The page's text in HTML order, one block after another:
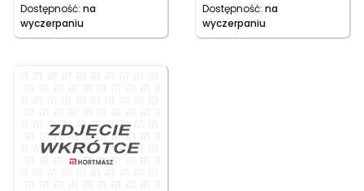
Dostępność: na
wyczerpaniu
Dostępność: na
wyczerpaniu